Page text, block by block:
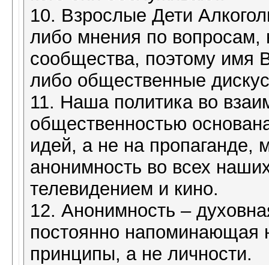
10. Взрослые Дети
либо мнения по вопросам,
сообщества, поэтому имя
либо общественные
11. Наша политика во
общественностью
идей, а не на пропаганде,
анонимность во всех
телевидением и кино.
12. Анонимность –
постоянно напоминающая
принципы, а не личности.